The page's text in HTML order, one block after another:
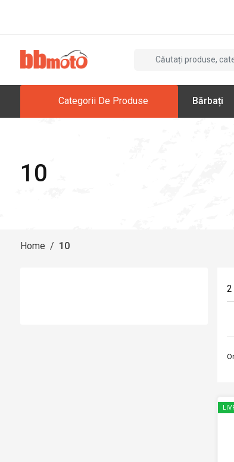
Categorii De Produse Bărbați
10
Home / 10
2